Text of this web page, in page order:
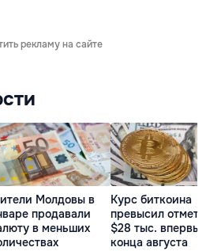
рекламу на сайте
Молдовы в
продавали
в меньших
Курс биткоина
превысил
$28 тыс. впервые
конца августа